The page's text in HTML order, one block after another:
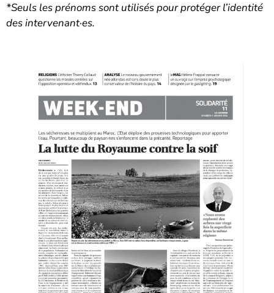
*Seuls les prénoms sont utilisés pour protéger l’identité
des intervenant·es.